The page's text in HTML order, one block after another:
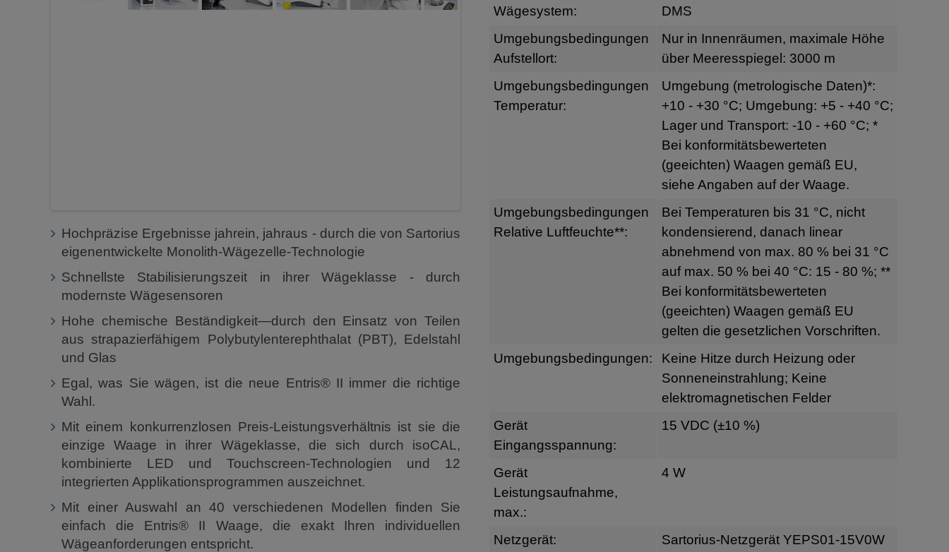
Hochpräzise Ergebnisse jahrein, jahraus - durch die von Sartorius
eigenentwickelte Monolith-Wägezelle-Technologie
Schnellste Stabilisierungszeit in ihrer Wägeklasse - durch
modernste Wägesensoren
Hohe chemische Beständigkeit—durch den Einsatz von Teilen
aus strapazierfähigem Polybutylenterephthalat (PBT), Edelstahl
und Glas
Egal, was Sie wägen, ist die neue Entris® II immer die richtige
Wahl.
Mit einem konkurrenzlosen Preis-Leistungsverhältnis ist sie die
einzige Waage in ihrer Wägeklasse, die sich durch isoCAL,
kombinierte LED und Touchscreen-Technologien und 12
integrierten Applikationsprogrammen auszeichnet.
Mit einer Auswahl an 40 verschiedenen Modellen finden Sie
einfach die Entris® II Waage, die exakt Ihren individuellen
Wägeanforderungen entspricht.
Wägesystem:
DMS
Umgebungsbedingungen
Aufstellort:
Nur in Innenräumen, maximale Höhe
über Meeresspiegel: 3000 m
Umgebungsbedingungen
Temperatur:
Umgebung (metrologische Daten)*:
+10 - +30 °C; Umgebung: +5 - +40 °C;
Lager und Transport: -10 - +60 °C; *
Bei konformitätsbewerteten
(geeichten) Waagen gemäß EU,
siehe Angaben auf der Waage.
Umgebungsbedingungen
Relative Luftfeuchte**:
Bei Temperaturen bis 31 °C, nicht
kondensierend, danach linear
abnehmend von max. 80 % bei 31 °C
auf max. 50 % bei 40 °C: 15 - 80 %; **
Bei konformitätsbewerteten
(geeichten) Waagen gemäß EU
gelten die gesetzlichen Vorschriften.
Umgebungsbedingungen:
Keine Hitze durch Heizung oder
Sonneneinstrahlung; Keine
elektromagnetischen Felder
Gerät
Eingangsspannung:
15 VDC (±10 %)
Gerät
Leistungsaufnahme,
max.:
4 W
Netzgerät:
Sartorius-Netzgerät YEPS01-15V0W